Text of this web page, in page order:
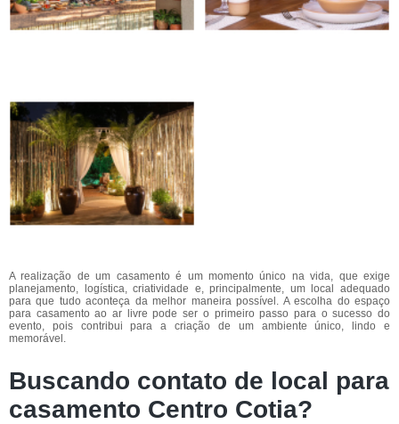
A realização de um casamento é um momento único na vida, que exige
planejamento, logística, criatividade e, principalmente, um local adequado
para que tudo aconteça da melhor maneira possível. A escolha do espaço
para casamento ao ar livre pode ser o primeiro passo para o sucesso do
evento, pois contribui para a criação de um ambiente único, lindo e
memorável.
Buscando contato de local para
casamento Centro Cotia?